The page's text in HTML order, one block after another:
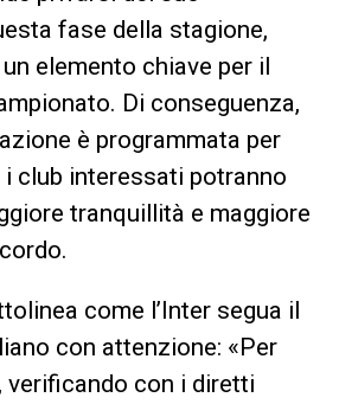
fase della stagione,
elemento chiave per il
Di conseguenza,
è programmata per
i club interessati potranno
tranquillità e maggiore
come l’Inter segua il
con attenzione: «Per
verificando con i diretti